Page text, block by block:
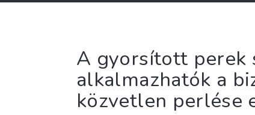
A gyorsított perek
alkalmazhatók a
közvetlen perlése